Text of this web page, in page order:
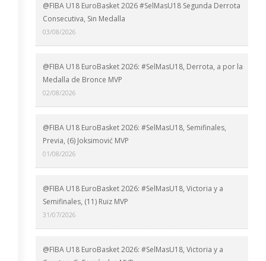
@FIBA U18 EuroBasket 2026 #SelMasU18 Segunda Derrota
Consecutiva, Sin Medalla
03/08/2026
@FIBA U18 EuroBasket 2026: #SelMasU18, Derrota, a por la
Medalla de Bronce MVP
02/08/2026
@FIBA U18 EuroBasket 2026: #SelMasU18, Semifinales,
Previa, (6) Joksimović MVP
01/08/2026
@FIBA U18 EuroBasket 2026: #SelMasU18, Victoria y a
Semifinales, (11) Ruiz MVP
31/07/2026
@FIBA U18 EuroBasket 2026: #SelMasU18, Victoria y a